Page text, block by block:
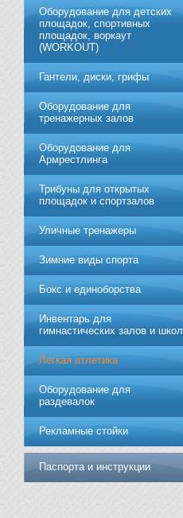
Оборудование для детских
площадок, спортивных
площадок, воркаут
(WORKOUT)
Гантели, диски, грифы
Обoрудoвание для
трeнажерных залoв
Оборудование для
Армрестлинга
Трибуны для открытых
площадок и спортзалов
Уличные тренажеры
Зимние виды спорта
Бокс и единоборства
Инвентарь для
гимнастических залов и школ
Легкая атлетика
Оборудование для
раздевалок
Рекламные стойки
Паспорта и инструкции